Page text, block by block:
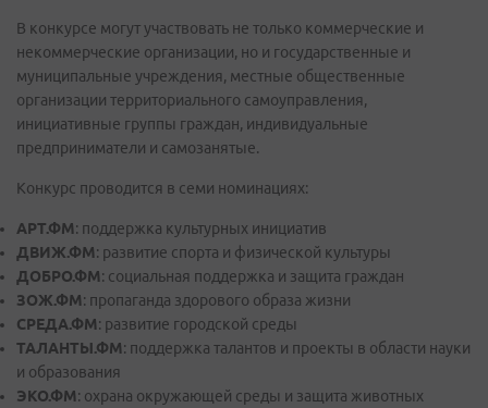
В конкурсе могут участвовать не только коммерческие и
некоммерческие организации, но и государственные и
муниципальные учреждения, местные общественные
организации территориального самоуправления,
инициативные группы граждан, индивидуальные
предприниматели и самозанятые.
Конкурс проводится в семи номинациях:
АРТ.ФМ: поддержка культурных инициатив
ДВИЖ.ФМ: развитие спорта и физической культуры
ДОБРО.ФМ: социальная поддержка и защита граждан
ЗОЖ.ФМ: пропаганда здорового образа жизни
СРЕДА.ФМ: развитие городской среды
ТАЛАНТЫ.ФМ: поддержка талантов и проекты в области науки
и образования
ЭКО.ФМ: охрана окружающей среды и защита животных